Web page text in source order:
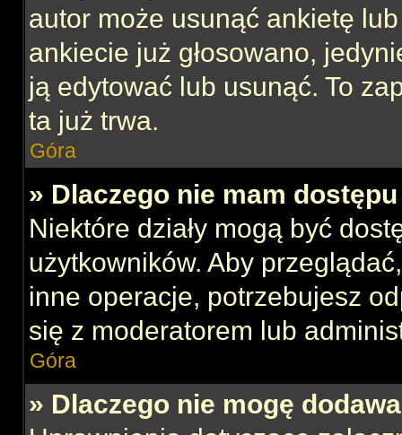
autor może usunąć ankietę
ankiecie już głosowano,
ją edytować lub usunąć. To
ta już trwa.
Góra
» Dlaczego nie mam dostępu
Niektóre działy mogą być
użytkowników. Aby
inne operacje, potrzebujesz
się z moderatorem lub
Góra
» Dlaczego nie mogę